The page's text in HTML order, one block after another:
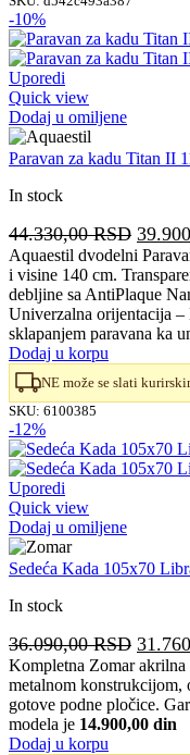
-10%
Uporedi
Quick view
Dodaj u omiljene
Paravan za kadu Titan II
In stock
44.330,00RSD
cena
je
bila:
Aquaestil dvodelni
i visine 140 cm.
debljine sa AntiPlaque
Univerzalna orijentacija
sklapanjem paravana ka
Dodaj u korpu
NE može se slati
SKU: 6100385
-12%
Uporedi
Quick view
Dodaj u omiljene
Sedeća Kada 105x70
In stock
36.090,00RSD
cena
je
bila:
Kompletna Zomar akrilna
metalnom konstrukcijom,
gotove podne pločice.
modela je 14.900,00 din
Dodaj u korpu